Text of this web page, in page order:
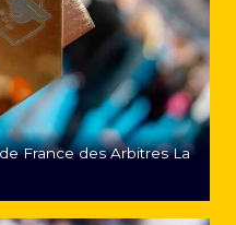
France des Arbitres La